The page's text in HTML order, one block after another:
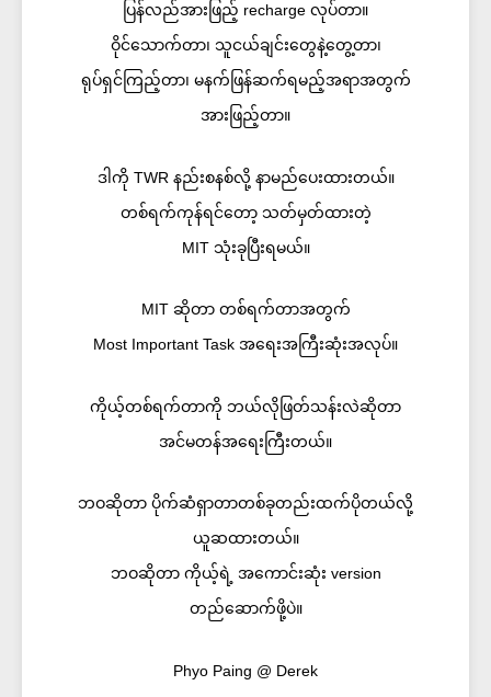
ပြန်လည်အားဖြည့် recharge လုပ်တာ။
ဝိုင်သောက်တာ၊ သူငယ်ချင်းတွေနဲ့တွေ့တာ၊
ရုပ်ရှင်ကြည့်တာ၊ မနက်ဖြန်ဆက်ရမည့်အရာအတွက်
အားဖြည့်တာ။
ဒါကို TWR နည်းစနစ်လို့ နာမည်ပေးထားတယ်။
တစ်ရက်ကုန်ရင်တော့ သတ်မှတ်ထားတဲ့
MIT သုံးခုပြီးရမယ်။​
MIT ဆိုတာ တစ်ရက်တာအတွက်
Most Important Task အရေးအကြီးဆုံးအလုပ်။
ကိုယ့်တစ်ရက်တာကို ဘယ်လိုဖြတ်သန်းလဲဆိုတာ
အင်မတန်အရေးကြီးတယ်။
ဘဝဆိုတာ ပိုက်ဆံရှာတာတစ်ခုတည်းထက်ပိုတယ်လို့
ယူဆထားတယ်။​
ဘဝဆိုတာ ကိုယ့်ရဲ့ အကောင်းဆုံး version
တည်ဆောက်ဖို့ပဲ။
Phyo Paing @ Derek